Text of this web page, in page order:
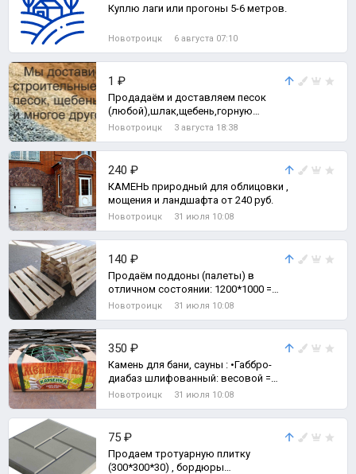
Куплю лаги или прогоны 5-6 метров.
Новотроицк 6 августа 07:10
1 ₽
Продадаём и доставляем песок
(любой),шлак,щебень,горную
пыль,грунт,землю вывоз мусора и
Новотроицк 3 августа 18:38
240 ₽
КАМЕНЬ природный для облицовки ,
мощения и ландшафта от 240 руб.
Новотроицк 31 июля 10:08
140 ₽
Продаём поддоны (палеты) в
отличном состоянии: 1200*1000 =
140 р/шт 1200*800 = 140 р/шт Мешки
Новотроицк 31 июля 10:08
350 ₽
Камень для бани, сауны : •Габбро-
диабаз шлифованный: весовой =
22,70 руб./кг коробка (20 кг) = 4
Новотроицк 31 июля 10:08
75 ₽
Продаем тротуарную плитку
(300*300*30) , бордюры